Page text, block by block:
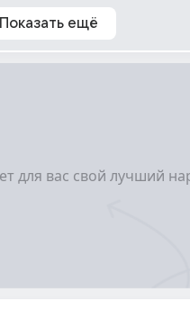
Показать ещё